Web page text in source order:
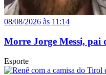
08/08/2026 às 11:14
Morre Jorge Messi, pai
Esporte